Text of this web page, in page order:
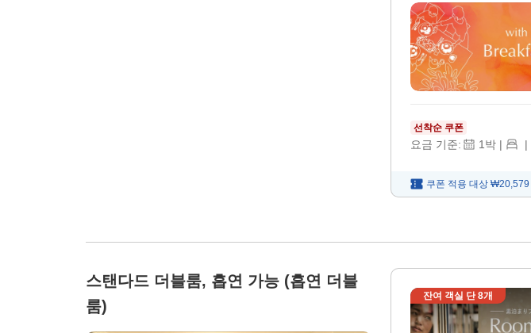
선착순 쿠폰
요금 기준: 1박 | |
쿠폰 적용 대상 ₩20,579
스탠다드 더블룸, 흡연 가능 (흡연 더블
룸)
잔여 객실 단8개